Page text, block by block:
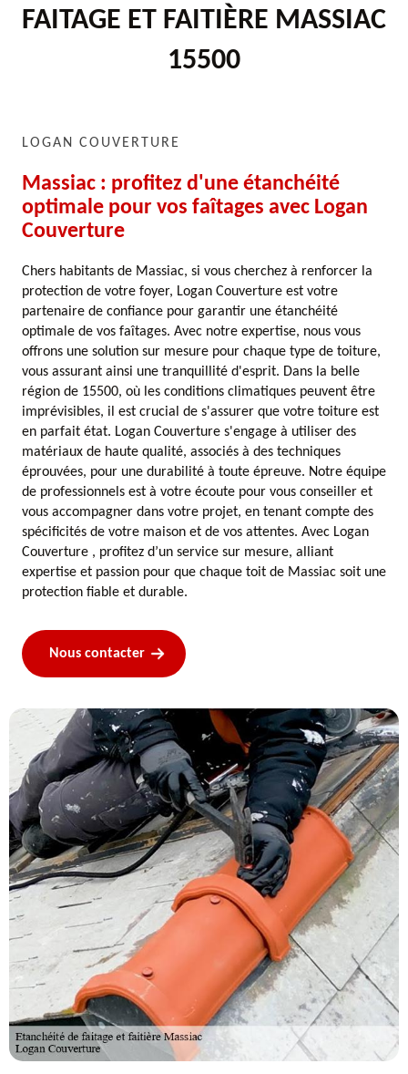
FAITAGE ET FAITIÈRE MASSIAC
15500
LOGAN COUVERTURE
Massiac : profitez d'une étanchéité
optimale pour vos faîtages avec Logan
Couverture
Chers habitants de Massiac, si vous cherchez à renforcer la
protection de votre foyer, Logan Couverture est votre
partenaire de confiance pour garantir une étanchéité
optimale de vos faîtages. Avec notre expertise, nous vous
offrons une solution sur mesure pour chaque type de toiture,
vous assurant ainsi une tranquillité d'esprit. Dans la belle
région de 15500, où les conditions climatiques peuvent être
imprévisibles, il est crucial de s'assurer que votre toiture est
en parfait état. Logan Couverture s'engage à utiliser des
matériaux de haute qualité, associés à des techniques
éprouvées, pour une durabilité à toute épreuve. Notre équipe
de professionnels est à votre écoute pour vous conseiller et
vous accompagner dans votre projet, en tenant compte des
spécificités de votre maison et de vos attentes. Avec Logan
Couverture , profitez d’un service sur mesure, alliant
expertise et passion pour que chaque toit de Massiac soit une
protection fiable et durable.
Nous contacter